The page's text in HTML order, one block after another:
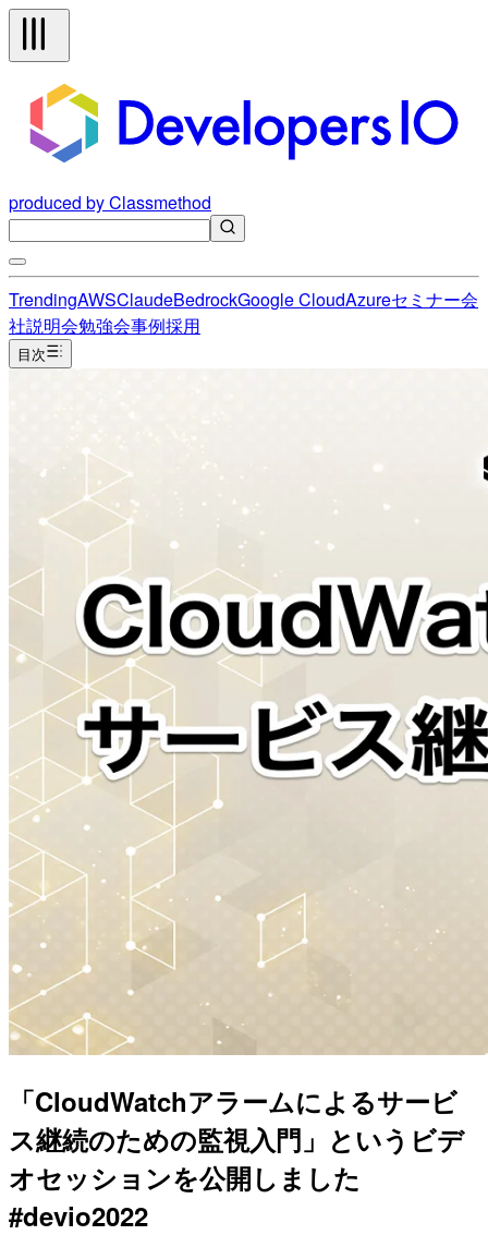
produced by Classmethod
TrendingAWSClaudeBedrockGoogle CloudAzureセミナー会
社説明会勉強会事例採用
目次
「CloudWatchアラームによるサービ
ス継続のための監視入門」というビデ
オセッションを公開しました
#devio2022